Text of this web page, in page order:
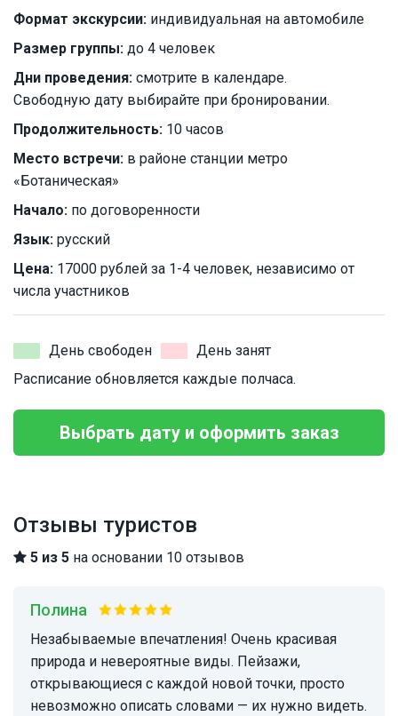
Формат экскурсии: индивидуальная на автомобиле
Размер группы: до 4 человек
Дни проведения: смотрите в календаре.
Свободную дату выбирайте при бронировании.
Продолжительность: 10 часов
Место встречи: в районе станции метро
«Ботаническая»
Начало: по договоренности
Язык: русский
Цена: 17000 рублей за 1-4 человек, независимо от
числа участников
День свободен
День занят
Расписание обновляется каждые полчаса.
Выбрать дату и оформить заказ
Отзывы туристов
5 из 5 на основании 10 отзывов
Полина
Незабываемые впечатления! Очень красивая
природа и невероятные виды. Пейзажи,
открывающиеся с каждой новой точки, просто
невозможно описать словами — их нужно видеть.